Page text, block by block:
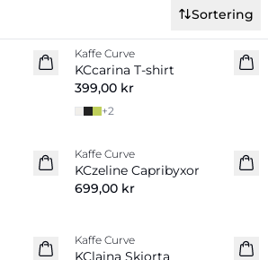
Sortering
Nyhet
Kaffe Curve
KCcarina T-shirt
399,00 kr
+2
Kaffe Curve
KCzeline Capribyxor
699,00 kr
Kaffe Curve
KClaina Skjorta